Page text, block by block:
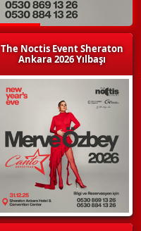
The Noctis Event Sheraton
Ankara 2026 Yılbaşı